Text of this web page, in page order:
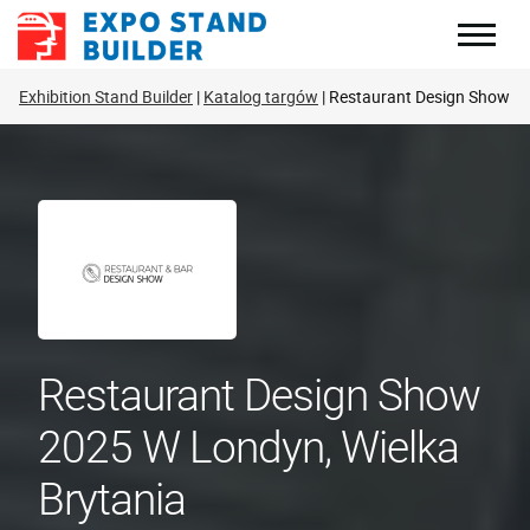
Skip
Exhibition Stand Builder Katalog targów Restaurant Design Show
Restaurant Design Show
2025 W Londyn, Wielka
Brytania